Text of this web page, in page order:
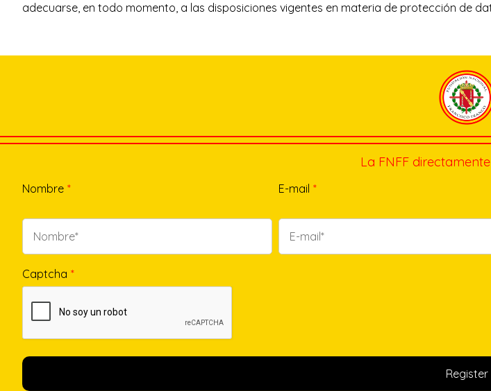
adecuarse, en todo momento, a las disposiciones vigentes en materia de protección de
La FNFF
Nombre * E-mail *
Captcha *